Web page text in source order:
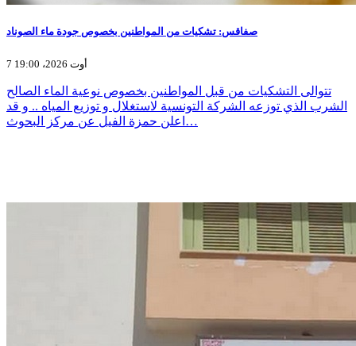
صفاقس: تشكيات من المواطنين بخصوص جودة ماء الصوناد
7 أوت 2026، 19:00
تتوالى التشكيات من قبل المواطنين بخصوص نوعية الماء الصالح
الشرب الذي توزعه الشركة التونسية لاستغلال و توزيع المياه .. و قد
اعلن حمزة الفيل عن مركز البحوث…